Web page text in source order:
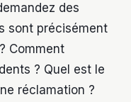
des
sont précisément
Comment
? Quel est le
réclamation ?